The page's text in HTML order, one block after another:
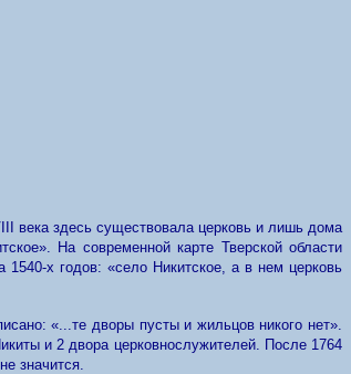
века здесь существовала церковь и лишь дома
На современной карте Тверской области
1540-х годов: «село Никитское, а в нем церковь
«...те дворы пусты и жильцов никого нет».
и 2 двора церковнослужителей. После 1764
значится.